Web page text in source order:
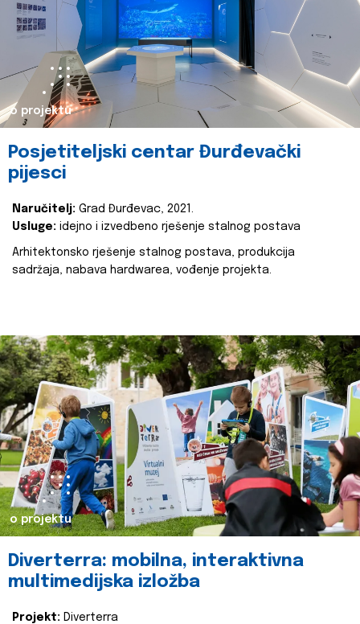
o projektu
Posjetiteljski centar Đurđevački
pijesci
Naručitelj: Grad Đurđevac, 2021.
Usluge: idejno i izvedbeno rješenje stalnog postava
Arhitektonsko rješenje stalnog postava, produkcija
sadržaja, nabava hardwarea, vođenje projekta.
o projektu
Diverterra: mobilna, interaktivna
multimedijska izložba
Projekt: Diverterra